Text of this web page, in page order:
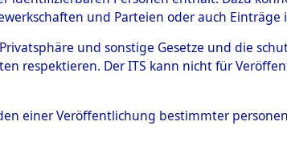
aus
Grabstätten.→
und Parteien oder auch
und sonstige Gesetze und die
respektieren. Der ITS kann nicht für
einer Veröffentlichung bestimmter